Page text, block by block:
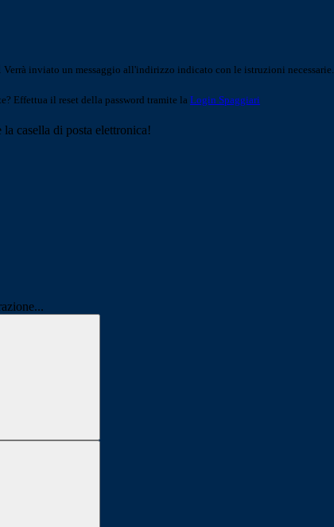
Verrà inviato un messaggio all'indirizzo indicato con le istruzioni necessarie.
Effettua il reset della password tramite la Login Spaggiari
casella di posta elettronica!